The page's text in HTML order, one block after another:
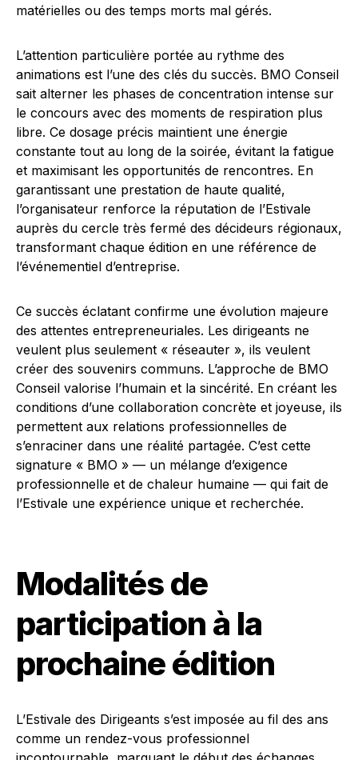
matérielles ou des temps morts mal gérés.
L’attention particulière portée au rythme des
animations est l’une des clés du succès. BMO Conseil
sait alterner les phases de concentration intense sur
le concours avec des moments de respiration plus
libre. Ce dosage précis maintient une énergie
constante tout au long de la soirée, évitant la fatigue
et maximisant les opportunités de rencontres. En
garantissant une prestation de haute qualité,
l’organisateur renforce la réputation de l’Estivale
auprès du cercle très fermé des décideurs régionaux,
transformant chaque édition en une référence de
l’événementiel d’entreprise.
Ce succès éclatant confirme une évolution majeure
des attentes entrepreneuriales. Les dirigeants ne
veulent plus seulement « réseauter », ils veulent
créer des souvenirs communs. L’approche de BMO
Conseil valorise l’humain et la sincérité. En créant les
conditions d’une collaboration concrète et joyeuse, ils
permettent aux relations professionnelles de
s’enraciner dans une réalité partagée. C’est cette
signature « BMO » — un mélange d’exigence
professionnelle et de chaleur humaine — qui fait de
l’Estivale une expérience unique et recherchée.
Modalités de
participation à la
prochaine édition
L’Estivale des Dirigeants s’est imposée au fil des ans
comme un rendez-vous professionnel